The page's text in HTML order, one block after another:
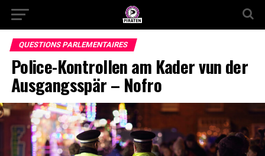
QUESTIONS PARLEMENTAIRES
Police-Kontrollen am Kader vun der
Ausgangsspär – Nofro